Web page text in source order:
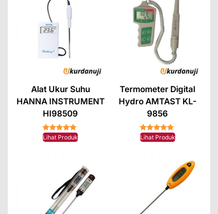
Alat Ukur Suhu
HANNA INSTRUMENT
HI98509
★★★★★
Lihat Produk
Termometer Digital
Hydro AMTAST KL-
9856
★★★★★
Lihat Produk